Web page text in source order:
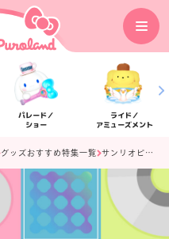
パレード／
ショー
ライド／
アミューズメント
フロアマップ
グッズおすすめ特集一覧 サンリオピューロランド CD&DVD